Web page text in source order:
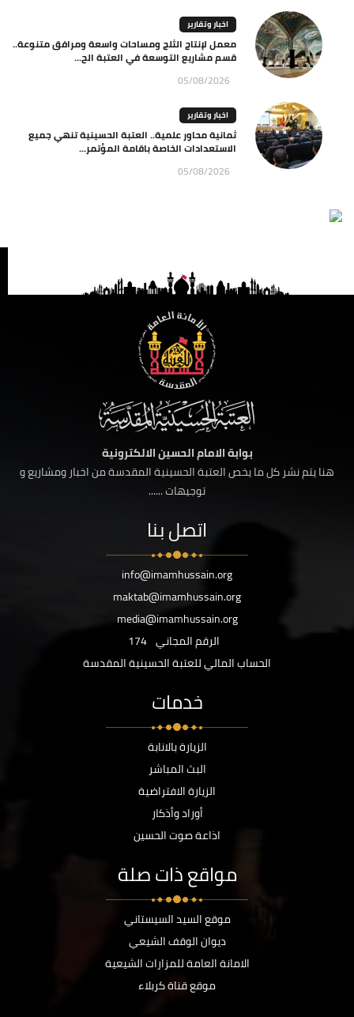
اخبار وتقارير
معمل لإنتاج الثلج ومساحات واسعة ومرافق متنوعة..
قسم مشاريع التوسعة في العتبة الح...
05/08/2026
اخبار وتقارير
ثمانية محاور علمية.. العتبة الحسينية تنهي جميع
الاستعدادات الخاصة باقامة المؤتمر...
05/08/2026
بوابة الامام الحسين الالكترونية
هنا يتم نشر كل ما يخص العتبة الحسينية المقدسة من اخبار ومشاريع و
توجيهات ......
اتصل بنا
info@imamhussain.org
maktab@imamhussain.org
media@imamhussain.org
الرقم المجاني 174
الحساب المالي للعتبة الحسينية المقدسة
خدمات
الزيارة بالانابة
البث المباشر
الزيارة الافتراضية
أوراد وأذكار
اذاعة صوت الحسين
مواقع ذات صلة
موقع السيد السيستاني
ديوان الوقف الشيعي
الامانة العامة للمزارات الشيعية
موقع قناة كربلاء